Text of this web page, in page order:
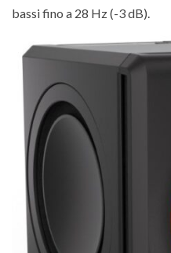
bassi fino a 28 Hz (-3 dB).